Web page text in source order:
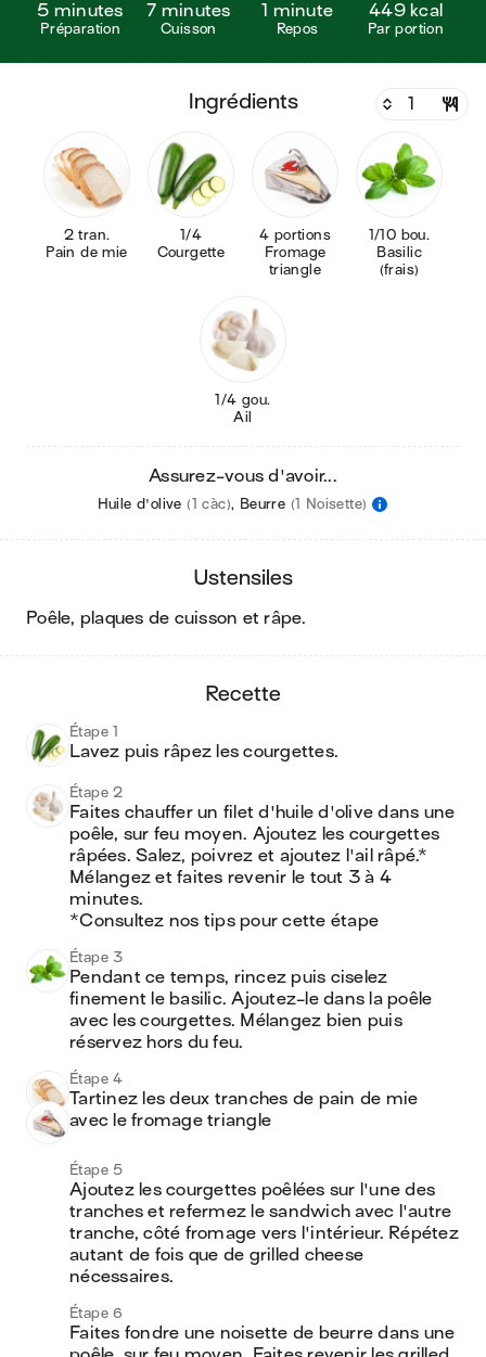
5 minutes
Préparation
7 minutes
Cuisson
1 minute
Repos
449 kcal
Par portion
ingrédients
2 tran.
Pain de mie
1/4
Courgette
4 portions
Fromage
triangle
1/10 bou.
Basilic
(frais)
1/4 gou.
Ail
Assurez-vous d'avoir...
Huile d'olive (1 càc), Beurre (1 Noisette)
ustensiles
poêle, plaques de cuisson et râpe.
recette
Étape 1
Lavez puis râpez les courgettes.
Étape 2
Faites chauffer un filet d'huile d'olive dans une
poêle, sur feu moyen. Ajoutez les courgettes
râpées. Salez, poivrez et ajoutez l'ail râpé.*
Mélangez et faites revenir le tout 3 à 4
minutes.
*Consultez nos tips pour cette étape
Étape 3
Pendant ce temps, rincez puis ciselez
finement le basilic. Ajoutez-le dans la poêle
avec les courgettes. Mélangez bien puis
réservez hors du feu.
Étape 4
Tartinez les deux tranches de pain de mie
avec le fromage triangle
Étape 5
Ajoutez les courgettes poêlées sur l'une des
tranches et refermez le sandwich avec l'autre
tranche, côté fromage vers l'intérieur. Répétez
autant de fois que de grilled cheese
nécessaires.
Étape 6
Faites fondre une noisette de beurre dans une